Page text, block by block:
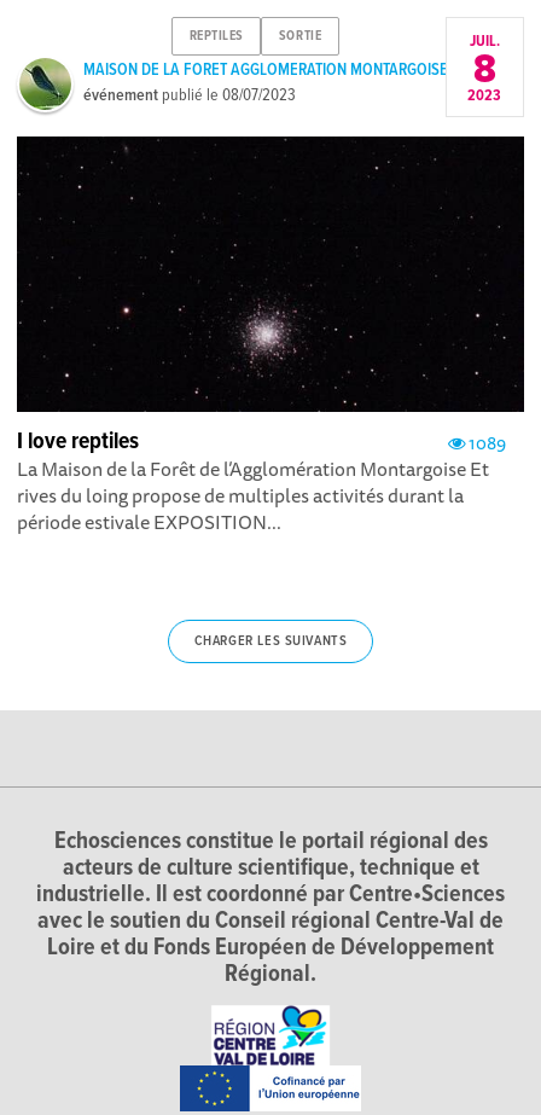
REPTILES SORTIE
MAISON DE LA FORET AGGLOMERATION MONTARGOISE
événement publié le08/07/2023
JUIL.
8
2023
1089
I love reptiles
La Maison de la Forêt de l’Agglomération Montargoise Et
rives du loing propose de multiples activités durant la
période estivale EXPOSITION...
CHARGER LES SUIVANTS
Echosciences constitue le portail régional des
acteurs de culture scientifique, technique et
industrielle. Il est coordonné par Centre•Sciences
avec le soutien du Conseil régional Centre-Val de
Loire et du Fonds Européen de Développement
Régional.